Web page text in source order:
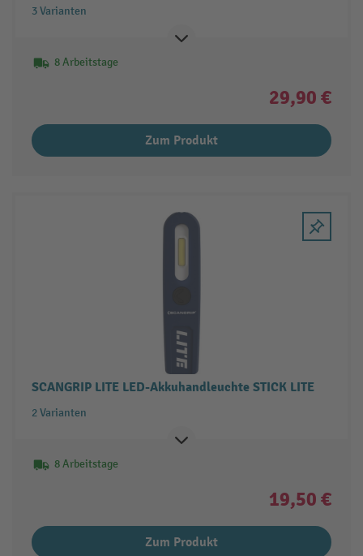
3 Varianten
8 Arbeitstage
29,90 €
Zum Produkt
SCANGRIP LITE LED-Akkuhandleuchte STICK LITE
2 Varianten
8 Arbeitstage
19,50 €
Zum Produkt